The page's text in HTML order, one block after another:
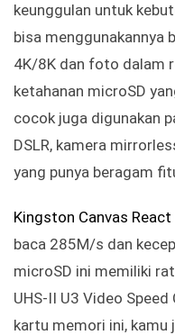
keunggulan untuk
bisa menggunakannya
4K/8K dan foto dalam
ketahanan microSD
cocok juga digunakan
DSLR, kamera
yang punya beragam
Kingston Canvas React
baca 285M/s dan
microSD ini memiliki
UHS-II U3 Video
kartu memori ini, kamu